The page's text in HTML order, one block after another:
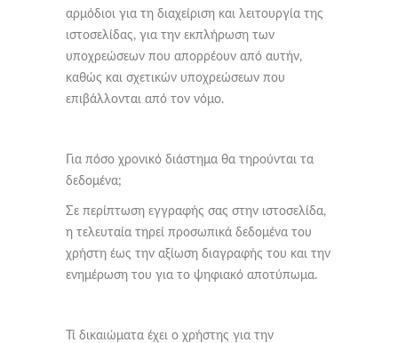
αρμόδιοι για τη διαχείριση και λειτουργία της
ιστοσελίδας, για την εκπλήρωση των
υποχρεώσεων που απορρέουν από αυτήν,
καθώς και σχετικών υποχρεώσεων που
επιβάλλονται από τον νόμο.
Για πόσο χρονικό διάστημα θα τηρούνται τα
δεδομένα;
Σε περίπτωση εγγραφής σας στην ιστοσελίδα,
η τελευταία τηρεί προσωπικά δεδομένα του
χρήστη έως την αξίωση διαγραφής του και την
ενημέρωση του για το ψηφιακό αποτύπωμα.
Τί δικαιώματα έχει ο χρήστης για την